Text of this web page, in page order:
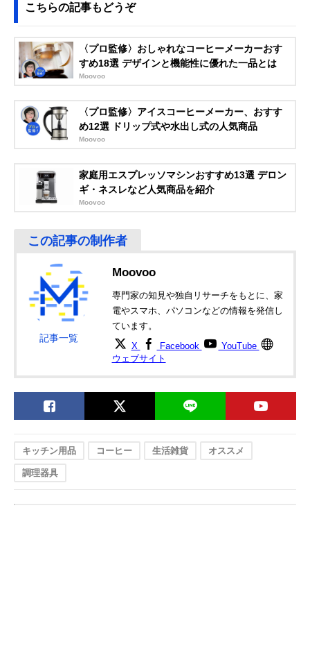
Amazonで見る
Bodum(ボダム)
TRAVEL PRESS
K11067
アウトドアでも活
躍。すべりにくい
幅8×奥行9×高さ
18.5cm
Amazonで見る
mhエンタープラ
イズ Vitantonio コ
10-LS
ハリネズミがキュ
幅7.2×奥行7.2×
楽天市場で見る
HARIO(ハリオ) ハ
ステンレスフレー
Amazonで見る
下村企販 珈琲考具
チプレス 44587
Amazonで見る
(PEARL METAL)
ブレイクタイム コ
ーヒープレス
350ml HB-552
にフレンチプレス
を楽しめる
高さ16.5cm
こちらの記事もどうぞ
〈プロ監修〉おしゃれなコーヒーメーカーおす
すめ18選 デザインと機能性に優れた一品とは
Moovoo
〈プロ監修〉アイスコーヒーメーカー、おすす
め12選 ドリップ式や水出し式の人気商品
Moovoo
家庭用エスプレッソマシンおすすめ13選 デロン
ギ・ネスレなど人気商品を紹介
Moovoo
記事一覧
Moovoo
専門家の知見や独自リサーチをもとに、家
電やスマホ、パソコンなどの情報を発信し
ています。
X Facebook
YouTube
ウェブサイト
キッチン用品 コーヒー 生活雑貨 オススメ
調理器具